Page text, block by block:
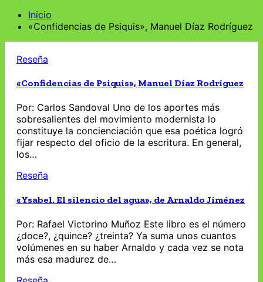
Inicio
«Confidencias de Psiquis», Manuel Díaz Rodríguez
Reseña
«Confidencias de Psiquis», Manuel Díaz Rodríguez
Por: Carlos Sandoval Uno de los aportes más
sobresalientes del movimiento modernista lo
constituye la concienciación que esa poética logró
fijar respecto del oficio de la escritura. En general,
los…
Reseña
«Ysabel. El silencio del agua», de Arnaldo Jiménez
Por: Rafael Victorino Muñoz Este libro es el número
¿doce?, ¿quince? ¿treinta? Ya suma unos cuantos
volúmenes en su haber Arnaldo y cada vez se nota
más esa madurez de…